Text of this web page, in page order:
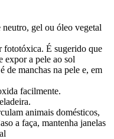
gel ou óleo vegetal
fototóxica. É sugerido que
expor a pele ao sol
de manchas na pele e, em
facilmente.
animais domésticos,
a faça, mantenha janelas